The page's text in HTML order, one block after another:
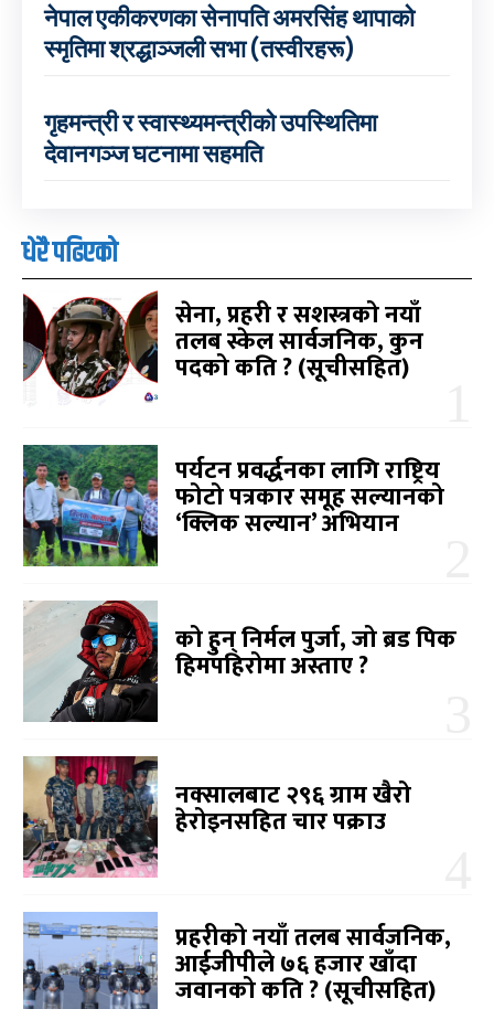
नेपाल एकीकरणका सेनापति अमरसिंह थापाको
स्मृतिमा श्रद्धाञ्जली सभा (तस्वीरहरू)
गृहमन्त्री र स्वास्थ्यमन्त्रीको उपस्थितिमा
देवानगञ्ज घटनामा सहमति
धेरै पढिएको
सेना, प्रहरी र सशस्त्रको नयाँ
तलब स्केल सार्वजनिक, कुन
पदको कति ? (सूचीसहित)
पर्यटन प्रवर्द्धनका लागि राष्ट्रिय
फोटो पत्रकार समूह सल्यानको
‘क्लिक सल्यान’ अभियान
को हुन् निर्मल पुर्जा, जो ब्रड पिक
हिमपहिरोमा अस्ताए ?
नक्सालबाट २९६ ग्राम खैरो
हेरोइनसहित चार पक्राउ
प्रहरीको नयाँ तलब सार्वजनिक,
आईजीपीले ७६ हजार खाँदा
जवानको कति ? (सूचीसहित)